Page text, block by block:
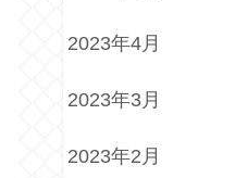
2023年4月
2023年3月
2023年2月